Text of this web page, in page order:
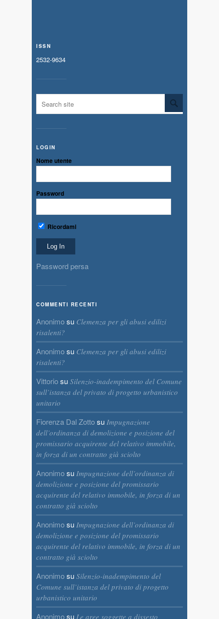
ISSN
2532-9634
LOGIN
Nome utente
Password
Ricordami
Password persa
COMMENTI RECENTI
Anonimosu Clemenza per gli abusi edilizi
risalenti?
Anonimosu Clemenza per gli abusi edilizi
risalenti?
Vittoriosu Silenzio-inadempimento del Comune
sull’istanza del privato di progetto urbanistico
unitario
Fiorenza Dal Zottosu Impugnazione
dell’ordinanza di demolizione e posizione del
promissario acquirente del relativo immobile,
in forza di un contratto già sciolto
Anonimosu Impugnazione dell’ordinanza di
demolizione e posizione del promissario
acquirente del relativo immobile, in forza di un
contratto già sciolto
Anonimosu Impugnazione dell’ordinanza di
demolizione e posizione del promissario
acquirente del relativo immobile, in forza di un
contratto già sciolto
Anonimosu Silenzio-inadempimento del
Comune sull’istanza del privato di progetto
urbanistico unitario
Anonimosu Le aree soggette a dissesto